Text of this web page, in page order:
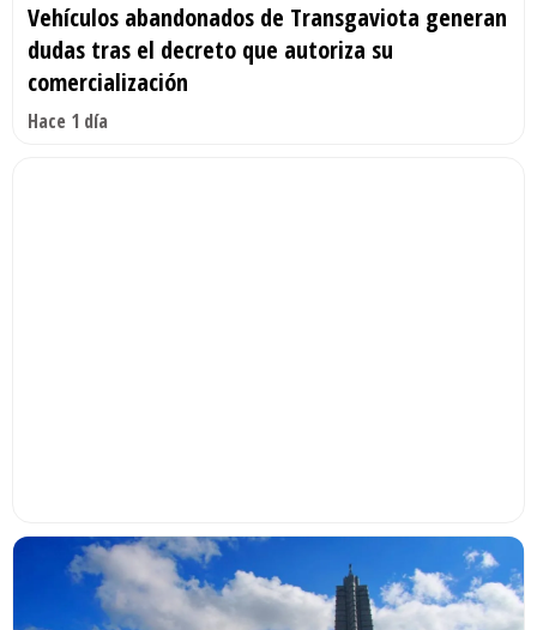
Vehículos abandonados de Transgaviota generan
dudas tras el decreto que autoriza su
comercialización
Hace 1 día